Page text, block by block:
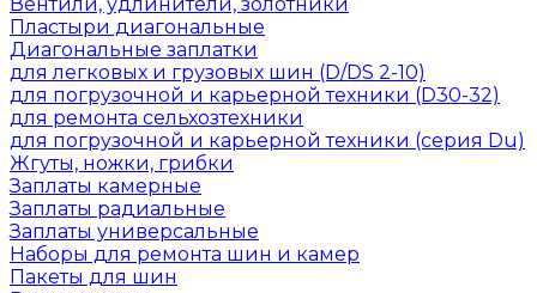
Пластыри диагональные
Диагональные заплатки
для легковых и грузовых шин (D/DS 2-10)
для погрузочной и карьерной техники (D30-32)
для ремонта сельхозтехники
для погрузочной и карьерной техники (серия Du)
Жгуты, ножки, грибки
Заплаты камерные
Заплаты радиальные
Заплаты универсальные
Наборы для ремонта шин и камер
Пакеты для шин